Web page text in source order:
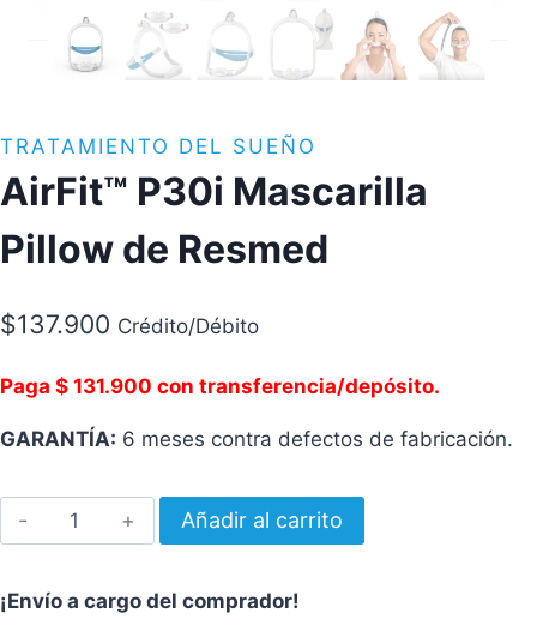
TRATAMIENTO DEL SUEÑO
AirFit™ P30i Mascarilla
Pillow de Resmed
$137.900 Crédito/Débito
Paga $ 131.900 con transferencia/depósito.
GARANTÍA: 6 meses contra defectos de fabricación.
AirFit™
P30i
Pillow
Añadir al carrito
¡Envío a cargo del comprador!